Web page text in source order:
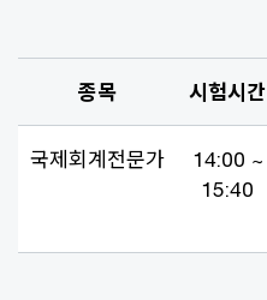
종목 시험시간
국제회계전문가
14:00 ~
15:40